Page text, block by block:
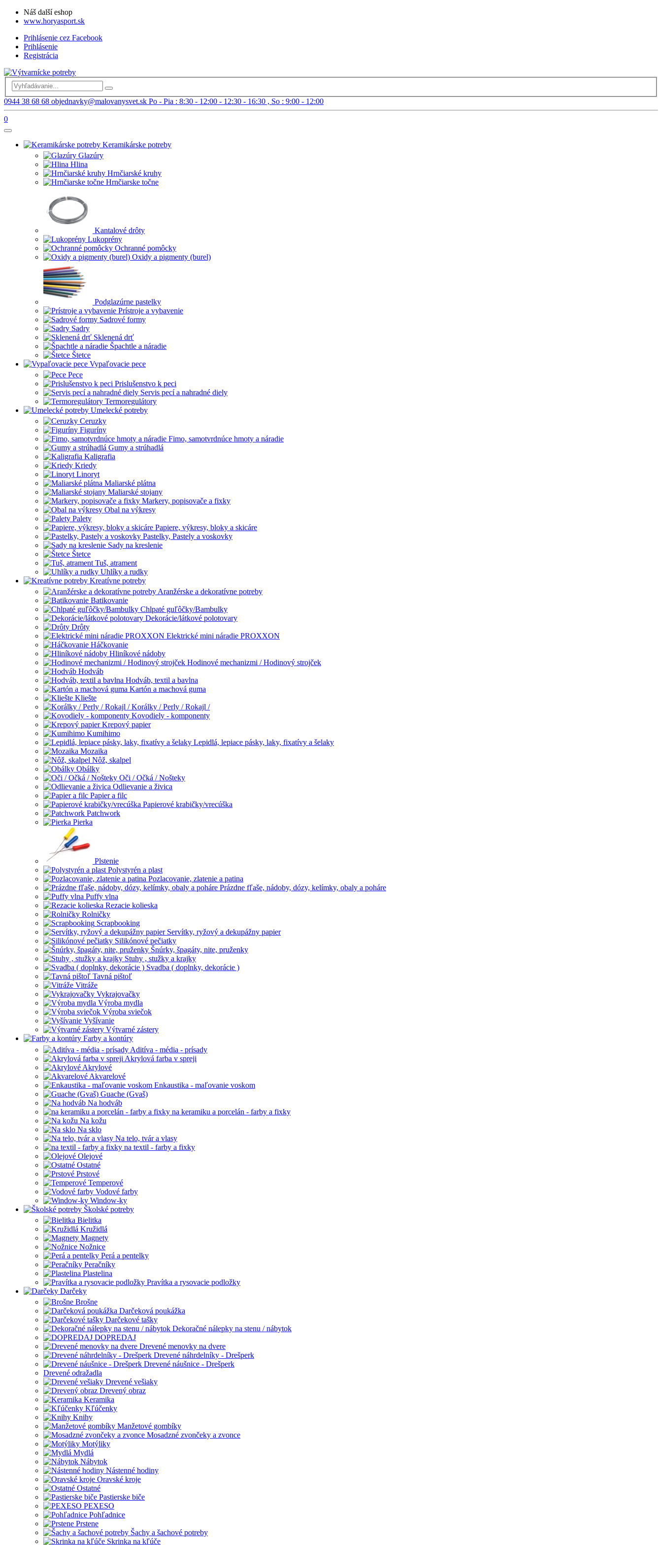
Náš další eshop
www.horyasport.sk
Prihlásenie cez Facebook
Prihlásenie
Registrácia
0944 38 68 68 objednavky@malovanysvet.sk Po - Pia : 8:30 - 12:00 - 12:30 - 16:30 , So : 9:00 - 12:00
0
Keramikárske potreby
Glazúry
Hlina
Hrnčiarské kruhy
Hrnčiarske točne
Kantalové drôty
Lukoprény
Ochranné pomôcky
Oxidy a pigmenty (burel)
Podglazúrne pastelky
Prístroje a vybavenie
Sadrové formy
Sadry
Sklenená drť
Špachtle a náradie
Štetce
Vypaľovacie pece
Pece
Prislušenstvo k peci
Servis pecí a nahradné diely
Termoregulátory
Umelecké potreby
Ceruzky
Figuríny
Fimo, samotvrdnúce hmoty a náradie
Gumy a strúhadlá
Kaligrafia
Kriedy
Linoryt
Maliarské plátna
Maliarské stojany
Markery, popisovače a fixky
Obal na výkresy
Palety
Papiere, výkresy, bloky a skicáre
Pastelky, Pastely a voskovky
Sady na kreslenie
Štetce
Tuš, atrament
Uhlíky a rudky
Kreatívne potreby
Aranžérske a dekoratívne potreby
Batikovanie
Chlpaté guľôčky/Bambulky
Dekorácie/látkové polotovary
Drôty
Elektrické mini náradie PROXXON
Háčkovanie
Hliníkové nádoby
Hodinové mechanizmi / Hodinový strojček
Hodváb
Hodváb, textil a bavlna
Kartón a machová guma
Kliešte
Korálky / Perly / Rokajl /
Kovodiely - komponenty
Krepový papier
Kumihimo
Lepidlá, lepiace pásky, laky, fixatívy a šelaky
Mozaika
Nôž, skalpel
Obálky
Oči / Očká / Nošteky
Odlievanie a živica
Papier a filc
Papierové krabičky/vrecúška
Patchwork
Pierka
Plstenie
Polystyrén a plast
Pozlacovanie, zlatenie a patina
Prázdne fľaše, nádoby, dózy, kelímky, obaly a poháre
Puffy vlna
Rezacie kolieska
Rolničky
Scrapbooking
Servítky, ryžový a dekupážny papier
Silikónové pečiatky
Šnúrky, špagáty, nite, pruženky
Stuhy , stužky a krajky
Svadba ( doplnky, dekorácie )
Tavná pištoľ
Vitráže
Vykrajovačky
Výroba mydla
Výroba sviečok
Vyšívanie
Výtvarné zástery
Farby a kontúry
Aditíva - média - prísady
Akrylová farba v spreji
Akrylové
Akvarelové
Enkaustika - maľovanie voskom
Guache (Gvaš)
Na hodváb
na keramiku a porcelán - farby a fixky
Na kožu
Na sklo
Na telo, tvár a vlasy
na textil - farby a fixky
Olejové
Ostatné
Prstové
Temperové
Vodové farby
Window-ky
Školské potreby
Bielitka
Kružidlá
Magnety
Nožnice
Perá a pentelky
Peračníky
Plastelina
Pravítka a rysovacie podložky
Darčeky
Brošne
Darčeková poukážka
Darčekové tašky
Dekoračné nálepky na stenu / nábytok
DOPREDAJ
Drevené menovky na dvere
Drevené náhrdelníky - Drešperk
Drevené náušnice - Drešperk
Drevené odražadla
Drevené vešiaky
Drevený obraz
Keramika
Kľúčenky
Knihy
Manžetové gombíky
Mosadzné zvončeky a zvonce
Motýliky
Mydlá
Nábytok
Nástenné hodiny
Oravské kroje
Ostatné
Pastierske biče
PEXESO
Pohľadnice
Prstene
Šachy a šachové potreby
Skrinka na kľúče